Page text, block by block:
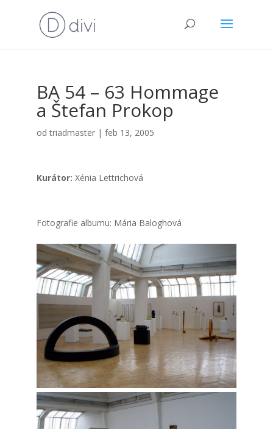
BA 54 – 63 Hom­ma­ge
a Šte­fan Pro­kop
odtriadmaster| feb 13, 2005
Kurá­tor: Xénia Lett­ri­cho­vá
Foto­gra­fie albu­mu: Mária Balog­ho­vá